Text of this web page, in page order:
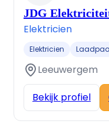
JDG
Elektricien
Elektricien
Leeuwergem
Bekijk profiel